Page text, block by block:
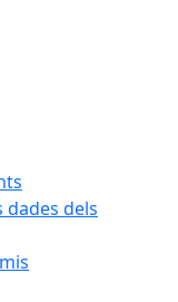
dades dels